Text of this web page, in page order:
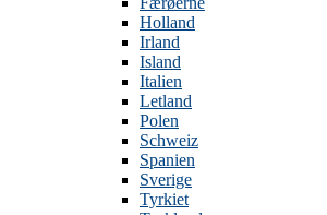
Holland
Irland
Island
Italien
Letland
Polen
Schweiz
Spanien
Sverige
Tyrkiet